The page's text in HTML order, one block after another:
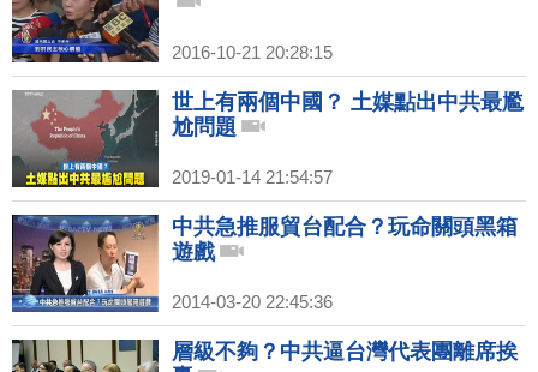
2016-10-21 20:28:15
世上有兩個中國？ 土媒點出中共最尷
尬問題
2019-01-14 21:54:57
中共急推服貿台配合？玩命關頭黑箱
遊戲
2014-03-20 22:45:36
層級不夠？中共逼台灣代表團離席挨